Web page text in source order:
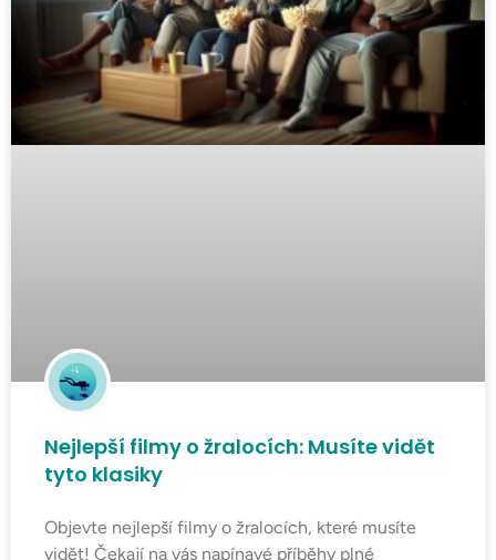
Nejlepší filmy o žralocích: Musíte vidět
tyto klasiky
Objevte nejlepší filmy o žralocích, které musíte
vidět! Čekají na vás napínavé příběhy plné